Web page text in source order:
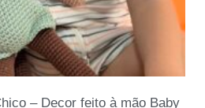
– Decor feito à mão Baby